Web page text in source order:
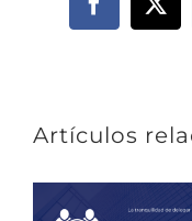
Facebook
X
Artículos